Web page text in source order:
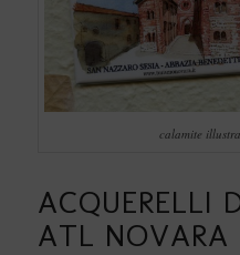
calamite
ACQUERELLI
ATL NOVARA